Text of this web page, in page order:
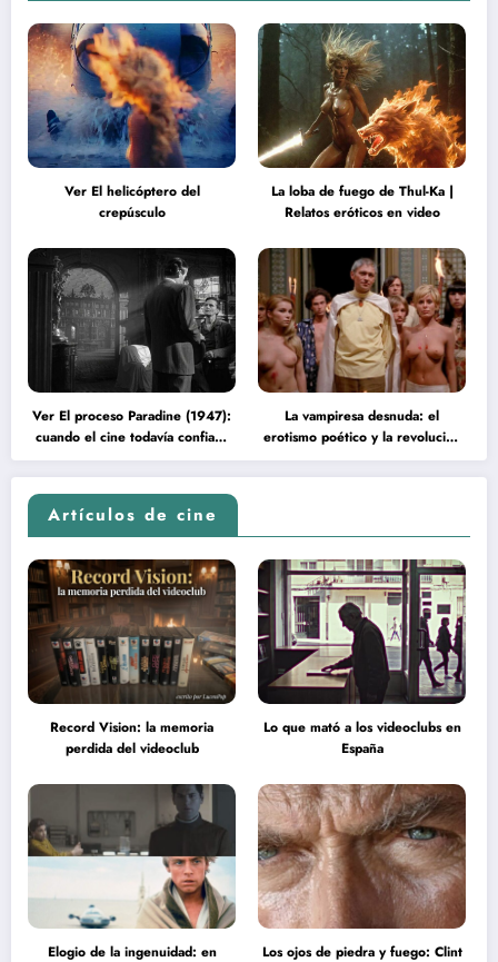
Ver El helicóptero del
crepúsculo
La loba de fuego de Thul-Ka |
Relatos eróticos en video
Ver El proceso Paradine (1947):
cuando el cine todavía confiaba
en la inteligencia del espectador
La vampiresa desnuda: el
erotismo poético y la revolución
psicodélica de Jean Rollin
Artículos de cine
Record Vision: la memoria
perdida del videoclub
Lo que mató a los videoclubs en
España
Elogio de la ingenuidad: en
Los ojos de piedra y fuego: Clint